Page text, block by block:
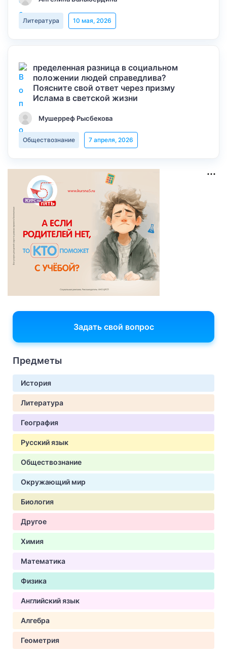
Литература 10 мая, 2026
пределенная разница в социальном
положении людей справедлива?
Поясните свой ответ через призму
Ислама в светской жизни
Мушерреф Рысбекова
Обществознание 7 апреля, 2026
Задать свой вопрос
Предметы
История
Литература
География
Русский язык
Обществознание
Окружающий мир
Биология
Другое
Химия
Математика
Физика
Английский язык
Алгебра
Геометрия